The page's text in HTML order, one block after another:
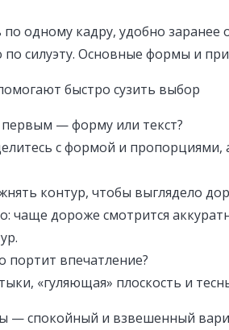
одному кадру, удобно заранее
по силуэту. Основные формы и
быстро сузить выбор
— форму или текст?
с формой и пропорциями,
контур, чтобы выглядело
чаще дороже смотрится
портит впечатление?
«гуляющая» плоскость и
— спокойный и взвешенный